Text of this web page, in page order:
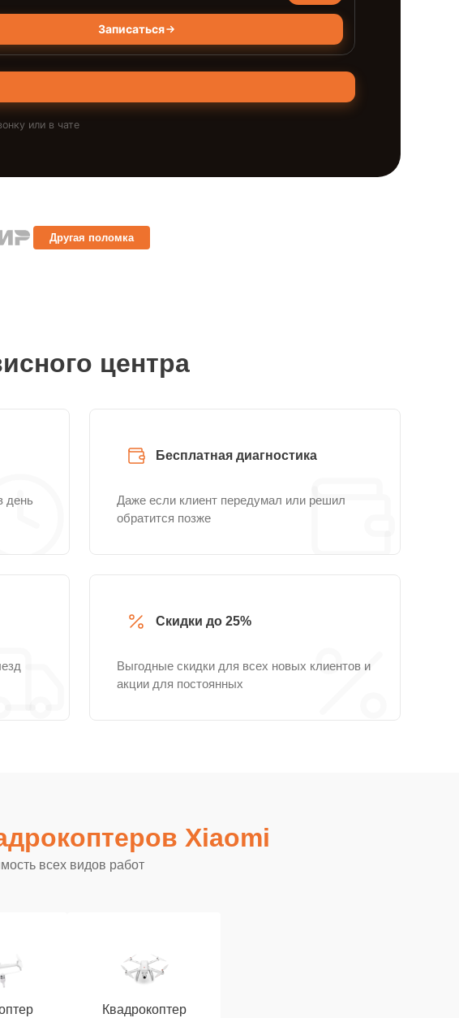
Записаться
или в чате
Другая поломка
центра
день
Бесплатная диагностика
Даже если клиент передумал или решил
обратится позже
Скидки до 25%
Выгодные скидки для всех новых клиентов и
акции для постоянных
Xiaomi
всех видов работ
Квадрокоптер